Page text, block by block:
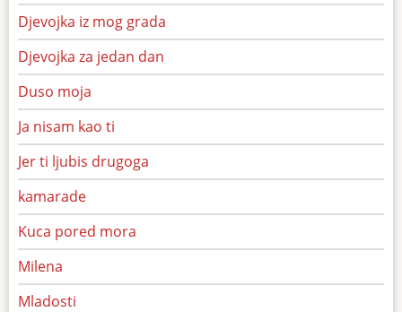
Djevojka iz mog grada
Djevojka za jedan dan
Duso moja
Ja nisam kao ti
Jer ti ljubis drugoga
kamarade
Kuca pored mora
Milena
Mladosti